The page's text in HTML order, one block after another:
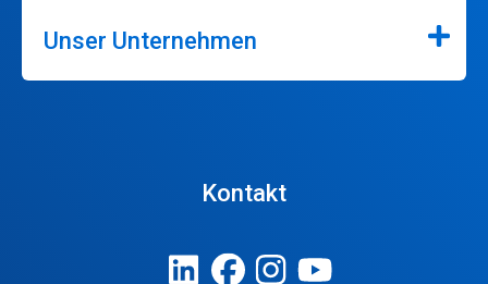
Unser Unternehmen
Kontakt